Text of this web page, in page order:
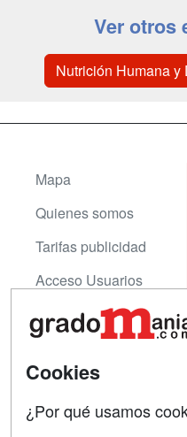
Ver otros
Nutrición Humana y
Mapa
Quienes somos
Tarifas publicidad
Acceso Usuarios
Acceso Centros
Contactar
Cookies
¿Por qué usamos